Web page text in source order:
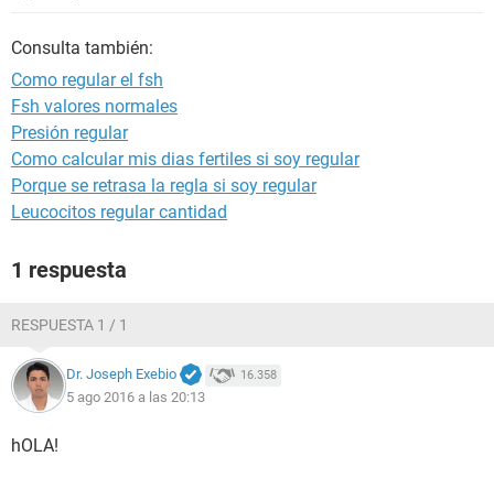
Consulta también:
Como regular el fsh
Fsh valores normales
Presión regular
Como calcular mis dias fertiles si soy regular
Porque se retrasa la regla si soy regular
Leucocitos regular cantidad
1 respuesta
RESPUESTA 1 / 1
Dr. Joseph Exebio 16.358
5 ago 2016 a las 20:13
hOLA!